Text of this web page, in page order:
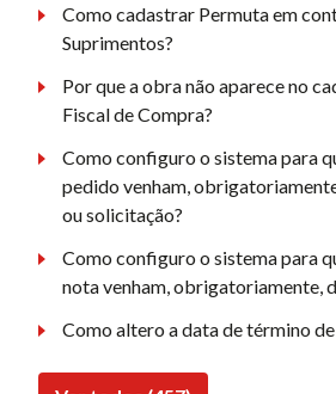
Como cadastrar Permuta em
Suprimentos?
Por que a obra não aparece no
Fiscal de Compra?
Como configuro o sistema para
pedido venham,
ou solicitação?
Como configuro o sistema para
nota venham, obrigatoriamente,
Como altero a data de término